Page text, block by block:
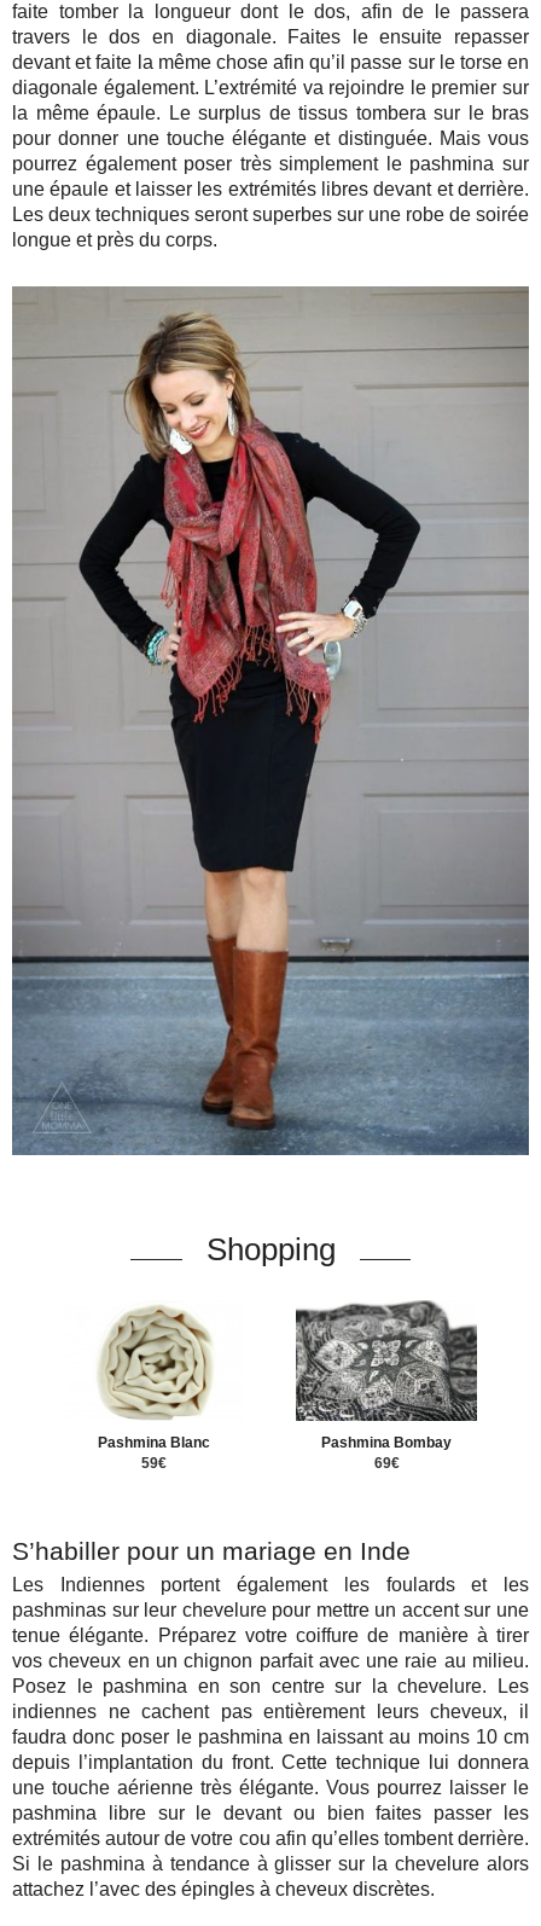
faite tomber la longueur dont le dos, afin de le passera
travers le dos en diagonale. Faites le ensuite repasser
devant et faite la même chose afin qu’il passe sur le torse en
diagonale également. L’extrémité va rejoindre le premier sur
la même épaule. Le surplus de tissus tombera sur le bras
pour donner une touche élégante et distinguée. Mais vous
pourrez également poser très simplement le pashmina sur
une épaule et laisser les extrémités libres devant et derrière.
Les deux techniques seront superbes sur une robe de soirée
longue et près du corps.
Shopping
Pashmina Blanc
59€
Pashmina Bombay
69€
S’habiller pour un mariage en Inde
Les Indiennes portent également les foulards et les
pashminas sur leur chevelure pour mettre un accent sur une
tenue élégante. Préparez votre coiffure de manière à tirer
vos cheveux en un chignon parfait avec une raie au milieu.
Posez le pashmina en son centre sur la chevelure. Les
indiennes ne cachent pas entièrement leurs cheveux, il
faudra donc poser le pashmina en laissant au moins 10 cm
depuis l’implantation du front. Cette technique lui donnera
une touche aérienne très élégante. Vous pourrez laisser le
pashmina libre sur le devant ou bien faites passer les
extrémités autour de votre cou afin qu’elles tombent derrière.
Si le pashmina à tendance à glisser sur la chevelure alors
attachez l’avec des épingles à cheveux discrètes.